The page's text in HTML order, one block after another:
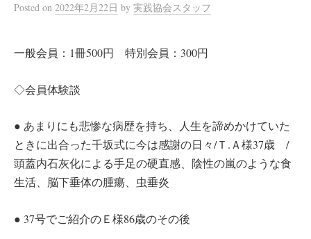
Posted on 2022年2月22日 by 実践協会スタッフ
一般会員：1冊500円 特別会員：300円
◇会員体験談
● あまりにも悲惨な病歴を持ち、人生を諦めかけていた
ときに出合った千坂式に今は感謝の日々/Ｔ.Ａ様37歳 /
頭蓋内石灰化による手足の硬直感、陰性の嵐のような食
生活、脳下垂体の腫瘍、虫垂炎
● 37号でご紹介のＥ様86歳のその後